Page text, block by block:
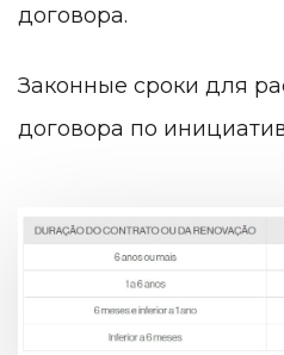
договора.
Законные сроки для
договора по